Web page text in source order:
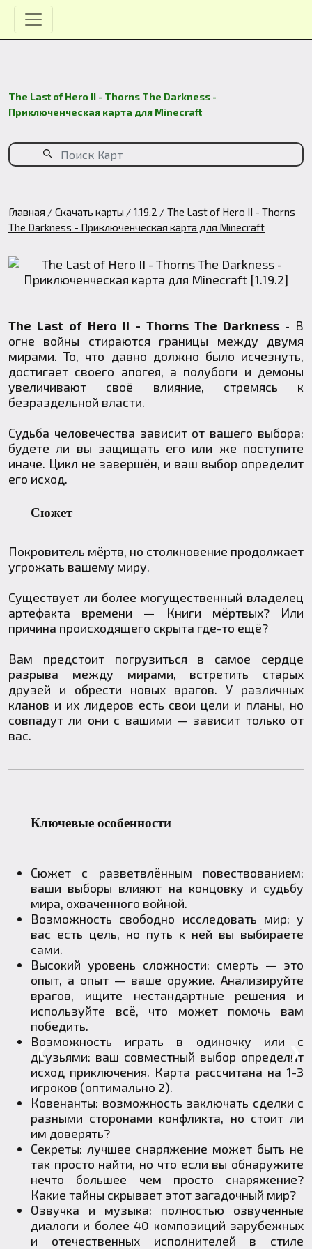
The Last of Hero II - Thorns The Darkness -
Приключенческая карта для Minecraft
Главная Скачать карты 1.19.2
The Last of Hero II - Thorns
The Darkness - Приключенческая карта для Minecraft
The Last of Hero II - Thorns The Darkness- В
огне войны стираются границы между двумя
мирами. То, что давно должно было исчезнуть,
достигает своего апогея, а полубоги и демоны
увеличивают своё влияние, стремясь к
безраздельной власти.
Судьба человечества зависит от вашего выбора:
будете ли вы защищать его или же поступите
иначе. Цикл не завершён, и ваш выбор определит
его исход.
Сюжет
Покровитель мёртв, но столкновение продолжает
угрожать вашему миру.
Существует ли более могущественный владелец
артефакта времени — Книги мёртвых? Или
причина происходящего скрыта где-то ещё?
Вам предстоит погрузиться в самое сердце
разрыва между мирами, встретить старых
друзей и обрести новых врагов. У различных
кланов и их лидеров есть свои цели и планы, но
совпадут ли они с вашими — зависит только от
вас.
Ключевые особенности
Сюжет с разветвлённым повествованием:
ваши выборы влияют на концовку и судьбу
мира, охваченного войной.
Возможность свободно исследовать мир: у
вас есть цель, но путь к ней вы выбираете
сами.
Высокий уровень сложности: смерть — это
опыт, а опыт — ваше оружие. Анализируйте
врагов, ищите нестандартные решения и
используйте всё, что может помочь вам
победить.
Возможность играть в одиночку или с
друзьями: ваш совместный выбор определит
исход приключения. Карта рассчитана на 1-3
игроков (оптимально 2).
Ковенанты: возможность заключать сделки с
разными сторонами конфликта, но стоит ли
им доверять?
Секреты: лучшее снаряжение может быть не
так просто найти, но что если вы обнаружите
нечто большее чем просто снаряжение?
Какие тайны скрывает этот загадочный мир?
Озвучка и музыка: полностью озвученные
диалоги и более 40 композиций зарубежных
и отечественных исполнителей в стиле
❮ ❯